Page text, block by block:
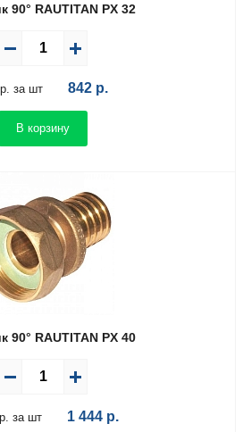
90° RAUTITAN PX 32
за шт 842 р.
В корзину
90° RAUTITAN PX 40
за шт 1 444 р.